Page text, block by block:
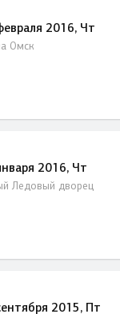
2016, Чт
Омск
2016, Чт
Ледовый дворец
2015, Пт